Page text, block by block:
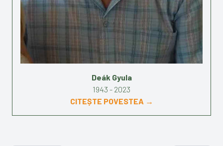
Deák Gyula
1943 - 2023
CITEȘTE POVESTEA →